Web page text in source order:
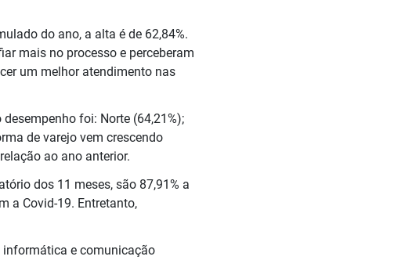
do ano, a alta é de 62,84%.
mais no processo e perceberam
um melhor atendimento nas
foi: Norte (64,21%);
de varejo vem crescendo
ao ano anterior.
dos 11 meses, são 87,91% a
a Covid-19. Entretanto,
informática e comunicação